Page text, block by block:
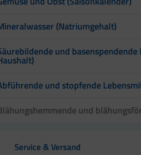
(Natriumgehalt)
und
und stopfende
und
Service & Versand